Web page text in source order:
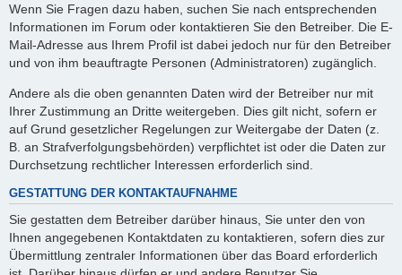
Wenn Sie Fragen dazu haben, suchen Sie nach entsprechenden
Informationen im Forum oder kontaktieren Sie den Betreiber. Die E-
Mail-Adresse aus Ihrem Profil ist dabei jedoch nur für den Betreiber
und von ihm beauftragte Personen (Administratoren) zugänglich.
Andere als die oben genannten Daten wird der Betreiber nur mit
Ihrer Zustimmung an Dritte weitergeben. Dies gilt nicht, sofern er
auf Grund gesetzlicher Regelungen zur Weitergabe der Daten (z.
B. an Strafverfolgungsbehörden) verpflichtet ist oder die Daten zur
Durchsetzung rechtlicher Interessen erforderlich sind.
GESTATTUNG DER KONTAKTAUFNAHME
Sie gestatten dem Betreiber darüber hinaus, Sie unter den von
Ihnen angegebenen Kontaktdaten zu kontaktieren, sofern dies zur
Übermittlung zentraler Informationen über das Board erforderlich